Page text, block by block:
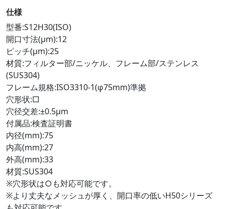
仕様
型番:S12H30(ISO)
開口寸法(μm):12
ピッチ(μm):25
材質:フィルター部/ニッケル、フレーム部/ステンレス
(SUS304)
フレーム規格:ISO3310-1(φ75mm)準拠
穴形状:□
穴径交差:±0.5μm
付属品:検査証明書
内径(mm):75
内高(mm):27
外高(mm):33
材質:SUS304
※穴形状は○も対応可能です。
※より丈夫なメッシュが厚く、開口率の低いH50シリーズ